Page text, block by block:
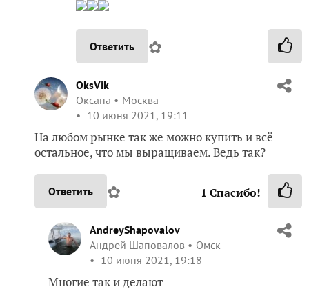
Ответить ✿
OksVik
Оксана
Москва
10 июня 2021, 19:11
На любом рынке так же можно купить и всё
остальное, что мы выращиваем. Ведь так?
Ответить ✿ 1 Спасибо!
AndreyShapovalov
Андрей Шаповалов
Омск
10 июня 2021, 19:18
Многие так и делают